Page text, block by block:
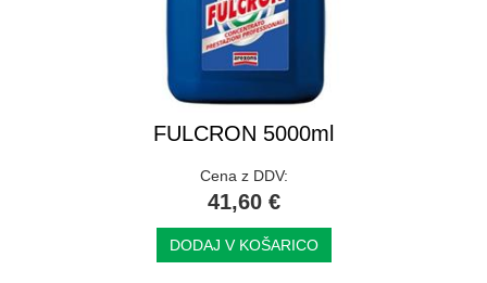
FULCRON 5000ml
Cena z DDV:
41,60 €
DODAJ V KOŠARICO